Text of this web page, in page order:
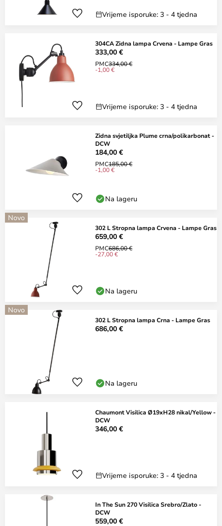
Vrijeme isporuke: 3 - 4 tjedna
304CA Zidna lampa Crvena - Lampe Gras
333,00 €
PMC334,00 €
-1,00 €
Vrijeme isporuke: 3 - 4 tjedna
Zidna svjetiljka Plume crna/polikarbonat -
DCW
184,00 €
PMC185,00 €
-1,00 €
Na lageru
Novo
302 L Stropna lampa Crvena - Lampe Gras
659,00 €
PMC686,00 €
-27,00 €
Na lageru
Novo
302 L Stropna lampa Crna - Lampe Gras
686,00 €
Na lageru
Chaumont Visilica Ø19xH28 nikal/Yellow -
DCW
346,00 €
Vrijeme isporuke: 3 - 4 tjedna
In The Sun 270 Visilica Srebro/Zlato -
DCW
559,00 €